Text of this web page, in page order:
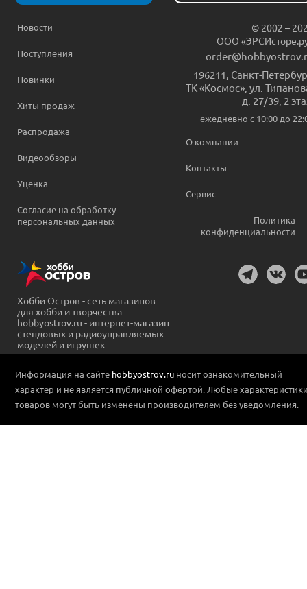
Новости
Поступления
Новинки
Хиты продаж
Распродажа
Видеообзоры
Уценка
Согласие на обработку
персональных данных
© 2002 –
ООО
196211 Санкт-
ТК «Космос», ул.
д. 27/39, 2
ежедневно c 10:00 до
О компании
Контакты
Сервис
Политика
конфиденциальности
Хобби Остров - сеть магазинов
для хобби и творчества
hobbyostrov.ru - интернет-магазин
стендовых и радиоуправляемых
моделей и игрушек
Информация на сайте hobbyostrov.ru носит ознакомительный
характер и не является публичной офертой. Любые
товаров могут быть изменены производителем без уведомления.